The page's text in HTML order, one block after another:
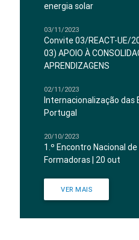
energia solar
03/11/2023
Convite 03/REACT-UE/
03) APOIO À
APRENDIZAGENS
02/11/2023
Internacionalização das
Portugal
20/10/2023
1.º Encontro Nacional
Formadoras | 20 out
VER MAIS